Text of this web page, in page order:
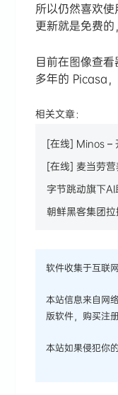
所以仍然喜欢
更新就是免费
目前在图像查
多年的 Picasa
相关文章：
[在线] Minos –
[在线] 麦当劳
字节跳动旗下
朝鲜黑客集团
软件收集于互联
本站信息来自网
版软件，购买注
本站如果侵犯你